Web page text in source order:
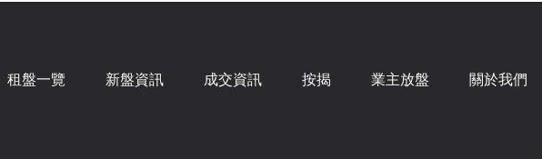
租盤一覽 新盤資訊 成交資訊 按揭 業主放盤 關於我們